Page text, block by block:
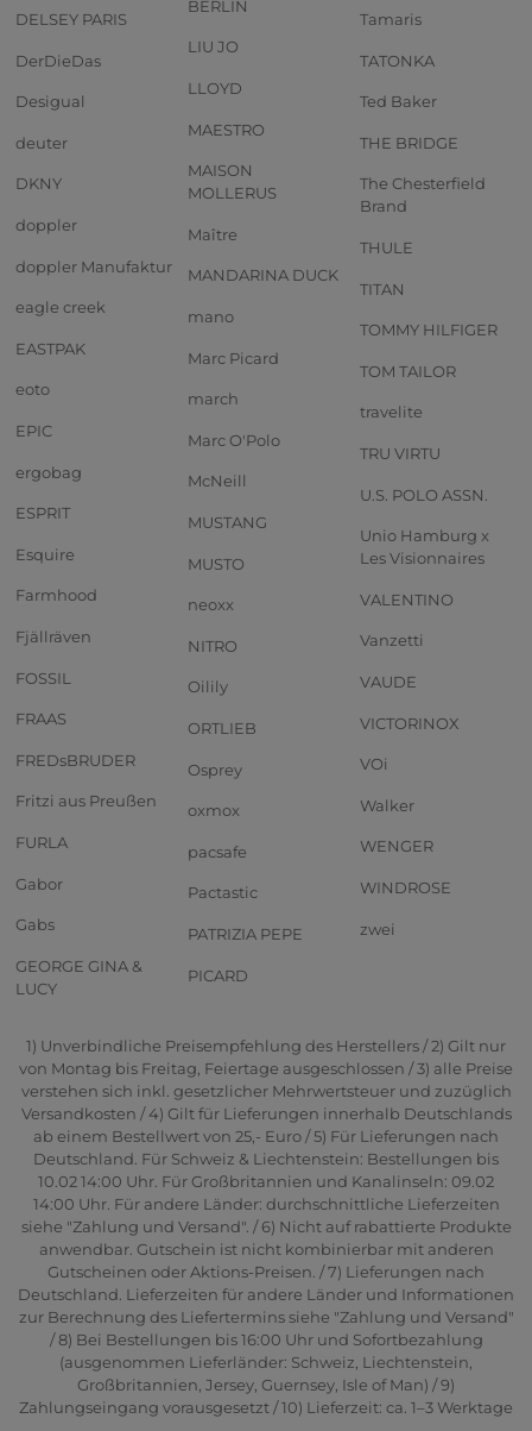
DELSEY PARIS
DerDieDas
Desigual
deuter
DKNY
doppler
doppler Manufaktur
eagle creek
EASTPAK
eoto
EPIC
ergobag
ESPRIT
Esquire
Farmhood
Fjällräven
FOSSIL
FRAAS
FREDsBRUDER
Fritzi aus Preußen
FURLA
Gabor
Gabs
GEORGE GINA &
LUCY
BERLIN
LIU JO
LLOYD
MAESTRO
MAISON
MOLLERUS
Maître
MANDARINA DUCK
mano
Marc Picard
march
Marc O'Polo
McNeill
MUSTANG
MUSTO
neoxx
NITRO
Oilily
ORTLIEB
Osprey
oxmox
pacsafe
Pactastic
PATRIZIA PEPE
PICARD
Tamaris
TATONKA
Ted Baker
THE BRIDGE
The Chesterfield
Brand
THULE
TITAN
TOMMY HILFIGER
TOM TAILOR
travelite
TRU VIRTU
U.S. POLO ASSN.
Unio Hamburg x
Les Visionnaires
VALENTINO
Vanzetti
VAUDE
VICTORINOX
VOi
Walker
WENGER
WINDROSE
zwei
1) Unverbindliche Preisempfehlung des Herstellers / 2) Gilt nur
von Montag bis Freitag, Feiertage ausgeschlossen / 3) alle Preise
verstehen sich inkl. gesetzlicher Mehrwertsteuer und zuzüglich
Versandkosten / 4) Gilt für Lieferungen innerhalb Deutschlands
ab einem Bestellwert von 25,- Euro / 5) Für Lieferungen nach
Deutschland. Für Schweiz & Liechtenstein: Bestellungen bis
10.02 14:00 Uhr. Für Großbritannien und Kanalinseln: 09.02
14:00 Uhr. Für andere Länder: durchschnittliche Lieferzeiten
siehe "Zahlung und Versand". / 6) Nicht auf rabattierte Produkte
anwendbar. Gutschein ist nicht kombinierbar mit anderen
Gutscheinen oder Aktions-Preisen. / 7) Lieferungen nach
Deutschland. Lieferzeiten für andere Länder und Informationen
zur Berechnung des Liefertermins siehe "Zahlung und Versand"
/ 8) Bei Bestellungen bis 16:00 Uhr und Sofortbezahlung
(ausgenommen Lieferländer: Schweiz, Liechtenstein,
Großbritannien, Jersey, Guernsey, Isle of Man) / 9)
Zahlungseingang vorausgesetzt / 10) Lieferzeit: ca. 1–3 Werktage